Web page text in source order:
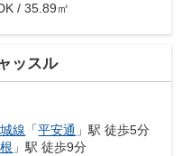
/ 35.89㎡
ッスル
線 「平安通 」駅 徒歩5分
」駅 徒歩9分